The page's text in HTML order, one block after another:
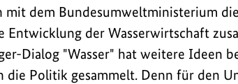
mit dem Bundesumweltministerium
der Wasserwirtschaft
Dialog "Wasser" hat weitere Ideen
die Politik gesammelt. Denn für den